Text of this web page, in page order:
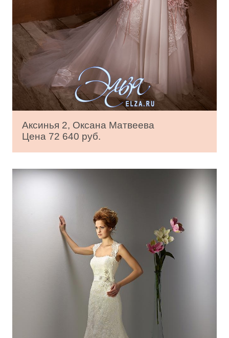
Аксинья 2, Оксана Матвеева
Цена 72 640 руб.